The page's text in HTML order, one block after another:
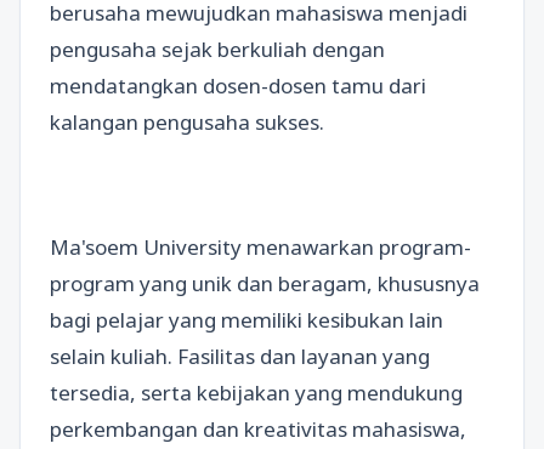
berusaha mewujudkan mahasiswa menjadi
pengusaha sejak berkuliah dengan
mendatangkan dosen-dosen tamu dari
kalangan pengusaha sukses.
Ma'soem University menawarkan program-
program yang unik dan beragam, khususnya
bagi pelajar yang memiliki kesibukan lain
selain kuliah. Fasilitas dan layanan yang
tersedia, serta kebijakan yang mendukung
perkembangan dan kreativitas mahasiswa,